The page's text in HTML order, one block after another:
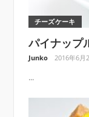
チーズケーキ
パイナップ
Junko 2016年6月
...